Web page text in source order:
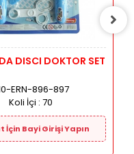
DISCI DOKTOR SET
ERN-896-897
Koli İçi :70
İçin Bayi Girişi Yapın